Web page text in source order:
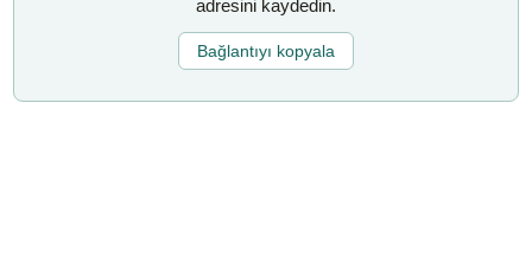
adresini kaydedin.
Bağlantıyı kopyala